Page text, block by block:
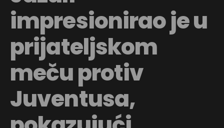
impresionirao je u
prijateljskom
meču protiv
Juventusa,